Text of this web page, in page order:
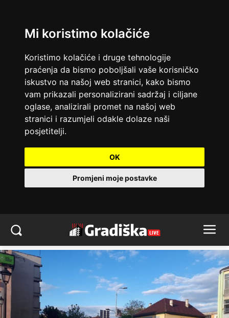
Mi koristimo kolačiće
Koristimo kolačiće i druge tehnologije
praćenja da bismo poboljšali vaše korisničko
iskustvo na našoj web stranici, kako bismo
vam prikazali personalizirani sadržaj i ciljane
oglase, analizirali promet na našoj web
stranici i razumjeli odakle dolaze naši
posjetitelji.
OK
Promjeni moje postavke